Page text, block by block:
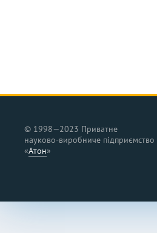
© 1998—2023 Приватне
науково‑виробниче підприємство
«Атон»